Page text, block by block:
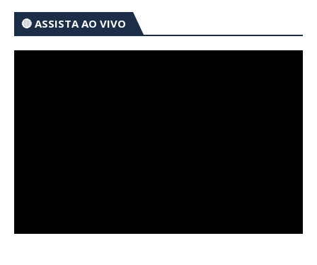
🔴 ASSISTA AO VIVO